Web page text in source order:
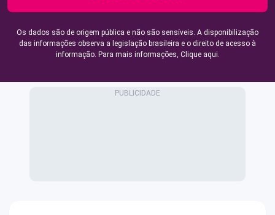
Os dados são de origem pública e não são sensíveis. A disponibilização
das informações observa a legislação brasileira e o direito de acesso à
informação. Para mais informações, Clique aqui.